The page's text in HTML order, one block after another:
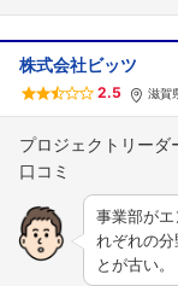
株式会社ビッツ
2.5 滋賀
プロジェクトリーダ
事業部が
れぞれの
とが古い